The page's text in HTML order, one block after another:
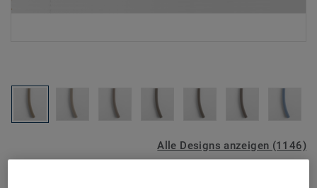
Alle Designs anzeigen (1146)